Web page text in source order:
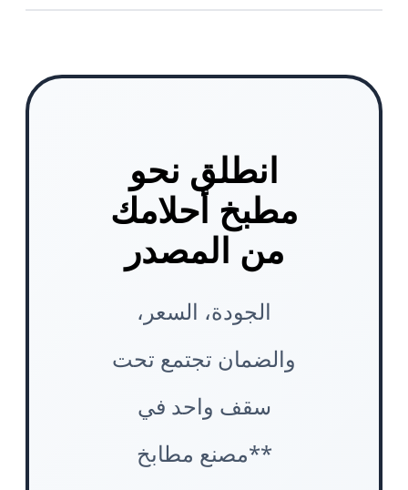
انطلق نحو
مطبخ أحلامك
من المصدر
الجودة، السعر،
والضمان تجتمع تحت
سقف واحد في
**مصنع مطابخ